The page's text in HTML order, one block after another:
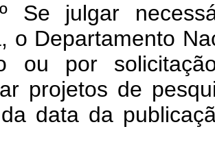
Se julgar
o Departamento
ou por
projetos de
data da